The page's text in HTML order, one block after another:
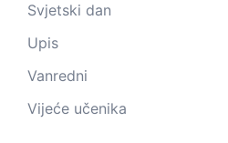
Svjetski dan
Upis
Vanredni
Vijeće učenika